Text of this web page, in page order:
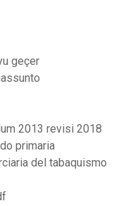
geçer
2013 revisi 2018
primaria
del tabaquismo